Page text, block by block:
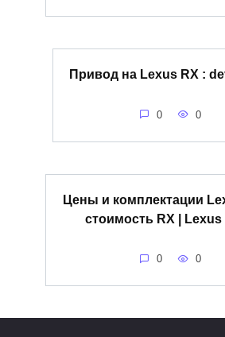
Привод на Lexus RX :
0 0
Цены и комплектации
стоимость RX |
0 0